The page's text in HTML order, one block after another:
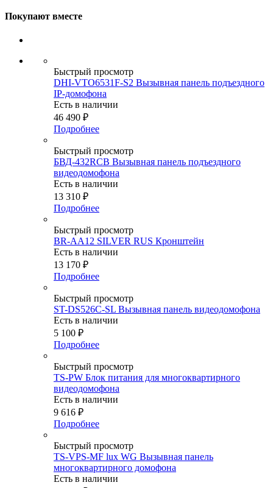
Покупают вместе
Быстрый просмотр
DHI-VTO6531F-S2 Вызывная панель подъездного
IP-домофона
Есть в наличии
46 490 ₽
Подробнее
Быстрый просмотр
БВД-432RCB Вызывная панель подъездного
видеодомофона
Есть в наличии
13 310 ₽
Подробнее
Быстрый просмотр
BR-AA12 SILVER RUS Кронштейн
Есть в наличии
13 170 ₽
Подробнее
Быстрый просмотр
ST-DS526C-SL Вызывная панель видеодомофона
Есть в наличии
5 100 ₽
Подробнее
Быстрый просмотр
TS-PW Блок питания для многоквартирного
видеодомофона
Есть в наличии
9 616 ₽
Подробнее
Быстрый просмотр
TS-VPS-MF lux WG Вызывная панель
многоквартирного домофона
Есть в наличии